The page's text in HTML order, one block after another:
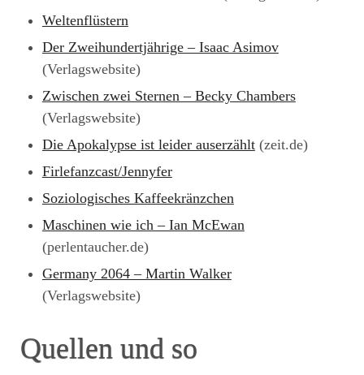
Weltenflüstern
Der Zweihundertjährige – Isaac Asimov
(Verlagswebsite)
Zwischen zwei Sternen – Becky Chambers
(Verlagswebsite)
Die Apokalypse ist leider auserzählt(zeit.de)
Firlefanzcast/Jennyfer
Soziologisches Kaffeekränzchen
Maschinen wie ich – Ian McEwan
(perlentaucher.de)
Germany 2064 – Martin Walker
(Verlagswebsite)
Quellen und so